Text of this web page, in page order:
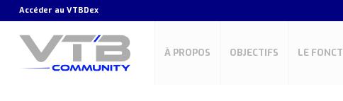
Accéder au VTBDex
À PROPOS OBJECTIFS LE